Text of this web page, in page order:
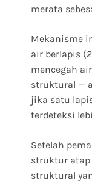
merata
Mekanisme
air berlapis
mencegah
struktural —
jika satu
terdeteksi
Setelah
struktur
struktural